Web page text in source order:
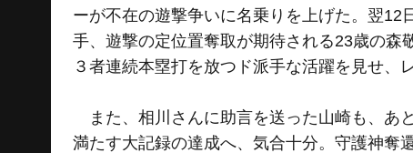
ーが不在の遊撃争いに名乗りを上げた。翌
手、遊撃の定位置奪取が期待される23歳の森
３者連続本塁打を放つド派手な活躍を見せ、
また、相川さんに助言を送った山崎も、あ
満たす大記録の達成へ、気合十分。守護神奪